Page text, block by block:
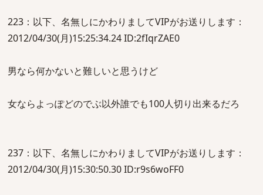
223：以下、名無しにかわりましてVIPがお送りします：
2012/04/30(月)15:25:34.24 ID:2fIqrZAE0
男なら何かないと難しいと思うけど
女ならよっぽどのでぶ以外誰でも100人切り出来るだろ
237：以下、名無しにかわりましてVIPがお送りします：
2012/04/30(月)15:30:50.30 ID:r9s6woFF0